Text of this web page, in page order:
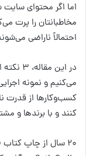
اما اگر محتوای
مخاطبانتان را پرت
احتمالاً ناراضی
در
کسب‌وکارها از قدرت
کنند و با برندها و